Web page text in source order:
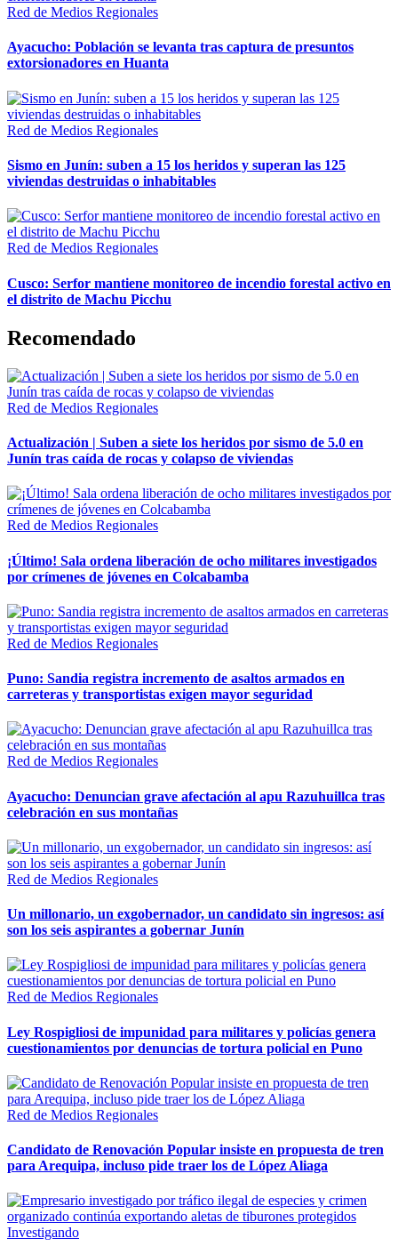
Red de Medios Regionales
Ayacucho: Población se levanta tras captura de presuntos
extorsionadores en Huanta
Red de Medios Regionales
Sismo en Junín: suben a 15 los heridos y superan las 125
viviendas destruidas o inhabitables
Red de Medios Regionales
Cusco: Serfor mantiene monitoreo de incendio forestal activo en
el distrito de Machu Picchu
Recomendado
Red de Medios Regionales
Actualización | Suben a siete los heridos por sismo de 5.0 en
Junín tras caída de rocas y colapso de viviendas
Red de Medios Regionales
¡Último! Sala ordena liberación de ocho militares investigados
por crímenes de jóvenes en Colcabamba
Red de Medios Regionales
Puno: Sandia registra incremento de asaltos armados en
carreteras y transportistas exigen mayor seguridad
Red de Medios Regionales
Ayacucho: Denuncian grave afectación al apu Razuhuillca tras
celebración en sus montañas
Red de Medios Regionales
Un millonario, un exgobernador, un candidato sin ingresos: así
son los seis aspirantes a gobernar Junín
Red de Medios Regionales
Ley Rospigliosi de impunidad para militares y policías genera
cuestionamientos por denuncias de tortura policial en Puno
Red de Medios Regionales
Candidato de Renovación Popular insiste en propuesta de tren
para Arequipa, incluso pide traer los de López Aliaga
Investigando